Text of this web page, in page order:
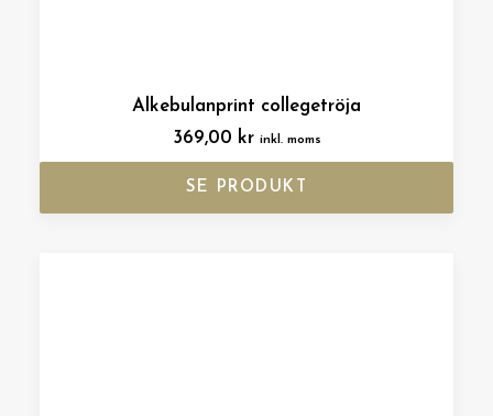
Alkebulanprint collegetröja
369,00 kr inkl. moms
SE PRODUKT